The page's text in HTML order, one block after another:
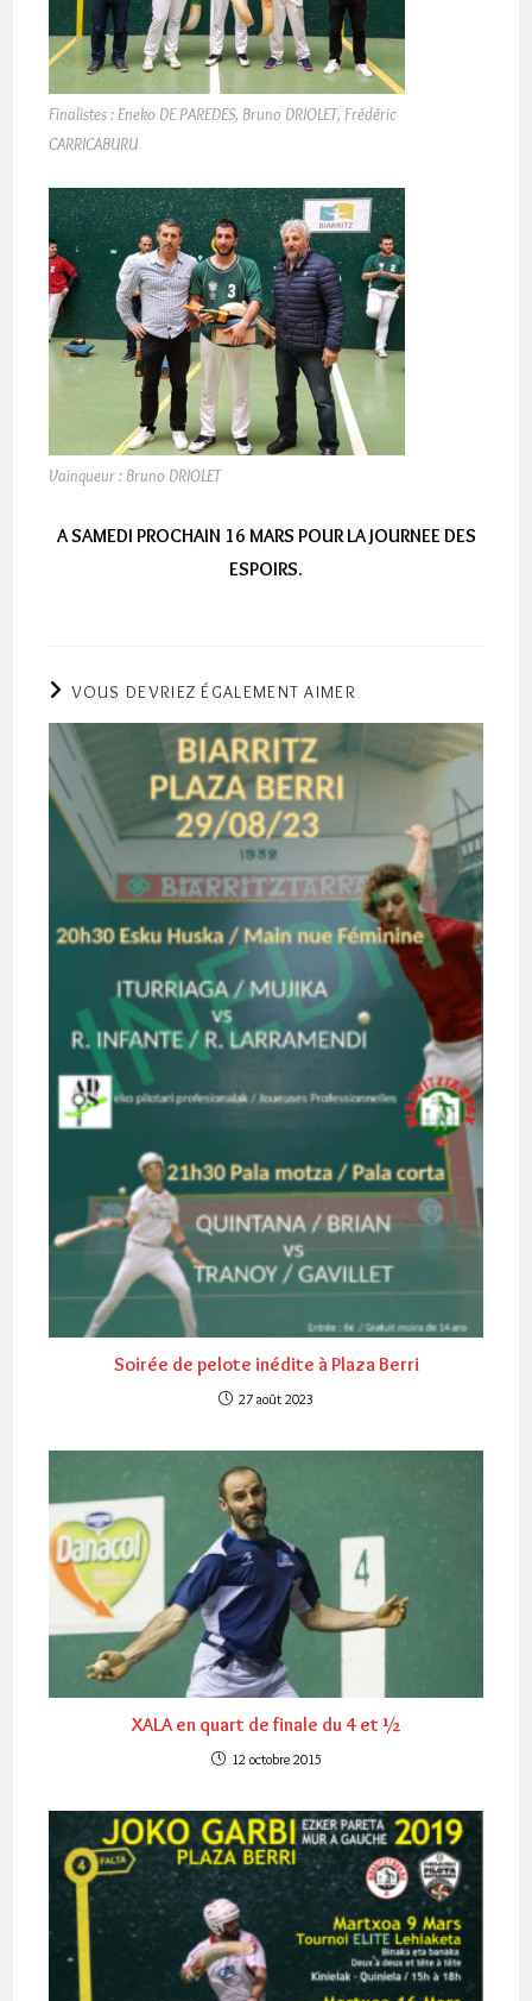
Finalistes : Eneko DE PAREDES, Bruno DRIOLET, Frédéric
CARRICABURU
Vainqueur : Bruno DRIOLET
A SAMEDI PROCHAIN 16 MARS POUR LA JOURNEE DES
ESPOIRS.
VOUS DEVRIEZ ÉGALEMENT AIMER
Soirée de pelote inédite à Plaza Berri
27 août 2023
XALA en quart de finale du 4 et ½
12 octobre 2015